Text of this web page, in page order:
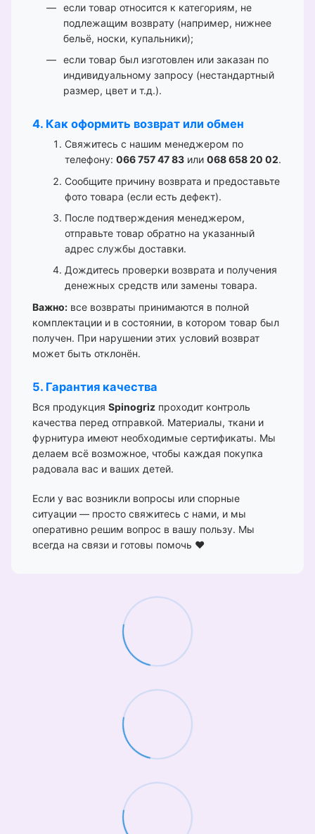
если товар относится к категориям, не
подлежащим возврату (например, нижнее
бельё, носки, купальники);
если товар был изготовлен или заказан по
индивидуальному запросу (нестандартный
размер, цвет и т.д.).
4. Как оформить возврат или обмен
Свяжитесь с нашим менеджером по
телефону: 066 757 47 83 или 068 658 20 02.
Сообщите причину возврата и предоставьте
фото товара (если есть дефект).
После подтверждения менеджером,
отправьте товар обратно на указанный
адрес службы доставки.
Дождитесь проверки возврата и получения
денежных средств или замены товара.
Важно: все возвраты принимаются в полной
комплектации и в состоянии, в котором товар был
получен. При нарушении этих условий возврат
может быть отклонён.
5. Гарантия качества
Вся продукция Spinogriz проходит контроль
качества перед отправкой. Материалы, ткани и
фурнитура имеют необходимые сертификаты. Мы
делаем всё возможное, чтобы каждая покупка
радовала вас и ваших детей.
Если у вас возникли вопросы или спорные
ситуации — просто свяжитесь с нами, и мы
оперативно решим вопрос в вашу пользу. Мы
всегда на связи и готовы помочь ❤️